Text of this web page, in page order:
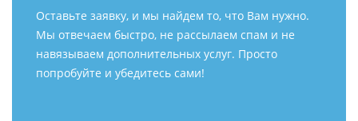
Оставьте заявку, и мы найдем то, что Вам нужно.
Мы отвечаем быстро, не рассылаем спам и не
навязываем дополнительных услуг. Просто
попробуйте и убедитесь сами!